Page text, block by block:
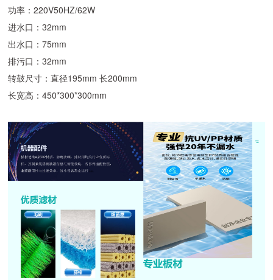
功率：220V50HZ/62W
进水口：32mm
出水口：75mm
排污口：32mm
转鼓尺寸：直径195mm 长200mm
长宽高：450*300*300mm